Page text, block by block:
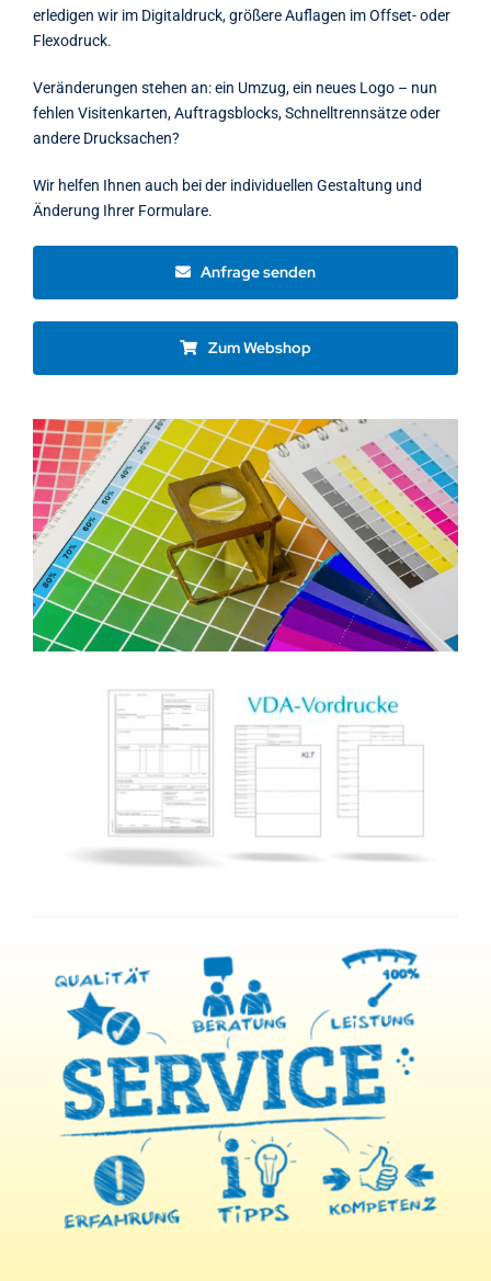
erledigen wir im Digitaldruck, größere Auflagen im Offset- oder
Flexodruck.
Veränderungen stehen an: ein Umzug, ein neues Logo – nun
fehlen Visitenkarten, Auftragsblocks, Schnelltrennsätze oder
andere Drucksachen?
Wir helfen Ihnen auch bei der individuellen Gestaltung und
Änderung Ihrer Formulare.
Anfrage senden
Zum Webshop